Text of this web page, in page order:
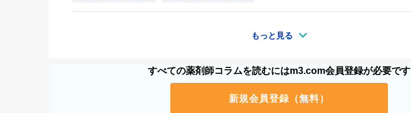
もっと見る
すべての薬剤師コラムを読むにはm3.com会員登録が必要です
新規会員登録（無料）